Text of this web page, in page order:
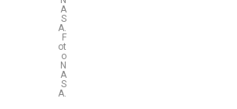
A
S
A.
F
ot
o
N
A
S
A.